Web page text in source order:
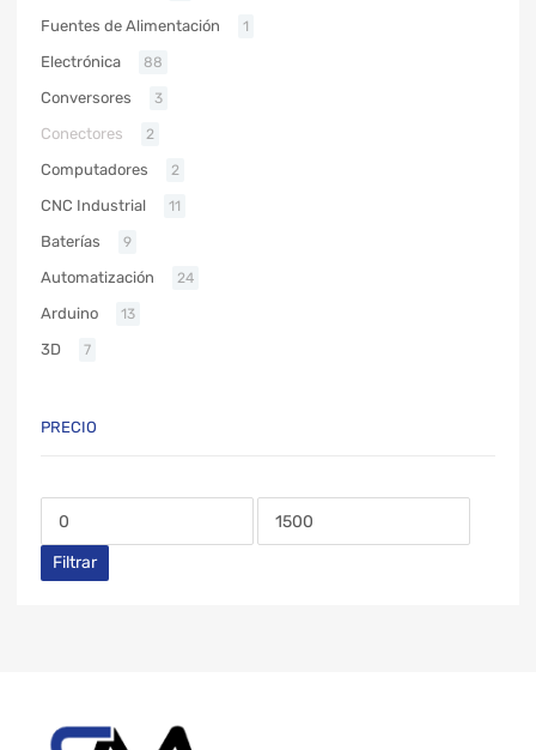
Fuentes de Alimentación 1
Electrónica 88
Conversores 3
Conectores 2
Computadores 2
CNC Industrial 11
Baterías 9
Automatización 24
Arduino 13
3D 7
PRECIO
Filtrar